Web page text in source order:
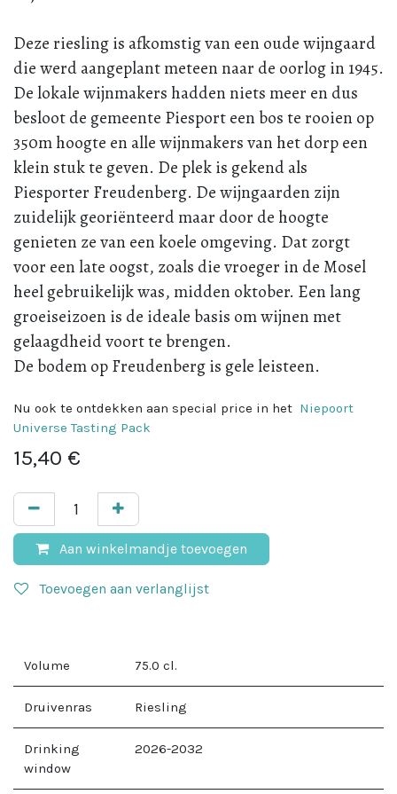
Deze riesling is afkomstig van een oude wijngaard
die werd aangeplant meteen naar de oorlog in 1945.
De lokale wijnmakers hadden niets meer en dus
besloot de gemeente Piesport een bos te rooien op
350m hoogte en alle wijnmakers van het dorp een
klein stuk te geven. De plek is gekend als
Piesporter Freudenberg. De wijngaarden zijn
zuidelijk georiënteerd maar door de hoogte
genieten ze van een koele omgeving. Dat zorgt
voor een late oogst, zoals die vroeger in de Mosel
heel gebruikelijk was, midden oktober. Een lang
groeiseizoen is de ideale basis om wijnen met
gelaagdheid voort te brengen.
De bodem op Freudenberg is gele leisteen.
Nu ook te ontdekken aan special price in het Niepoort
Universe Tasting Pack
15,40 €
Aan winkelmandje toevoegen
Toevoegen aan verlanglijst
Volume 75.0 cl.
Druivenras Riesling
Drinking
window
2026-2032